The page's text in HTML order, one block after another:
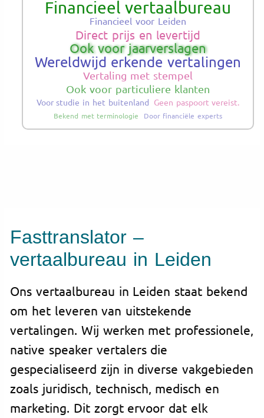
Financieel vertaalbureau
Financieel voor Leiden
Direct prijs en levertijd
Ook voor jaarverslagen
Wereldwijd erkende vertalingen
Vertaling met stempel
Ook voor particuliere klanten
Voor studie in het buitenland Geen paspoort vereist.
Bekend met terminologie Door financiële experts
Fasttranslator –
vertaalbureau in Leiden
Ons vertaalbureau in Leiden staat bekend
om het leveren van uitstekende
vertalingen. Wij werken met professionele,
native speaker vertalers die
gespecialiseerd zijn in diverse vakgebieden
zoals juridisch, technisch, medisch en
marketing. Dit zorgt ervoor dat elk